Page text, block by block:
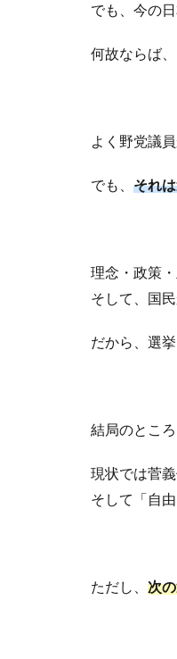
でも、今の
何故ならば
よく野党議
でも、 それ
理念・政策
そして、国
だから、選
結局のところ
現状では菅
そして「自
ただし、 次